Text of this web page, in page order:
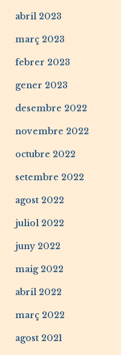
abril 2023
març 2023
febrer 2023
gener 2023
desembre 2022
novembre 2022
octubre 2022
setembre 2022
agost 2022
juliol 2022
juny 2022
maig 2022
abril 2022
març 2022
agost 2021